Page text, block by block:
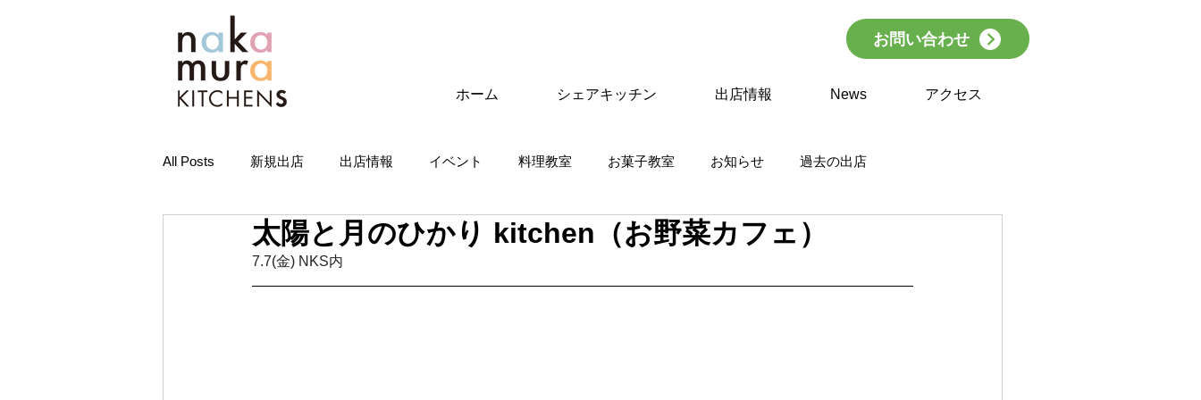
お問い合わせ
ホーム シェアキッチン 出店情報 News アクセス
All Posts 新規出店 出店情報 イベント 料理教室 お菓子教室 お知らせ 過去の出店
太陽と月のひかり kitchen（お野菜カフェ）
7.7(金) NKS内